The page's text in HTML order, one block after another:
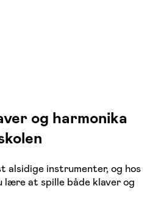
og harmonika
alsidige instrumenter, og hos
lære at spille både klaver og